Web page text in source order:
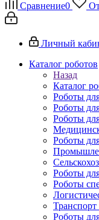
Сравнение0
Личный
Каталог роботов
Назад
Каталог
Роботы
Роботы
Роботы
Роботы
Роботы
Роботы
Роботы